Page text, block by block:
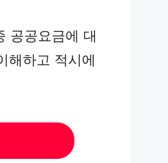
공공요금에 대
해하고 적시에